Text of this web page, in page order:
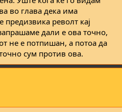
во глава дека има
револт кај
дали е ова точно,
не е потпишан, а потоа да
сум против ова.